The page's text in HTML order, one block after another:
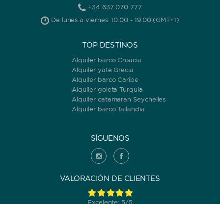
+34 637 070 777
De lunes a viernes: 10:00 - 19:00 (GMT+1)
TOP DESTINOS
Alquiler barco Croacia
Alquiler yate Grecia
Alquiler barco Caribe
Alquiler goleta Turquía
Alquiler catamaran Seychelles
Alquiler barco Tailandia
SÍGUENOS
VALORACIÓN DE CLIENTES
Excelente: 5/5